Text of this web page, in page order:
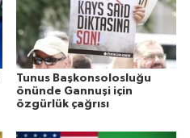
Tunus Başkonsolosluğu
önünde Gannuşi için
özgürlük çağrısı